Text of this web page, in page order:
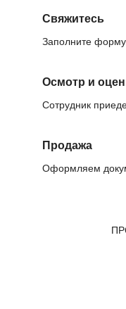
Свяжитесь
Заполните
Осмотр и
Сотрудник
Продажа
Оформляем